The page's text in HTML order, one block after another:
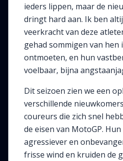
ieders lippen, maar de
dringt hard aan. Ik ben
veerkracht van deze
gehad sommigen van hen
ontmoeten, en hun
voelbaar, bijna
Dit seizoen zien we een
verschillende
coureurs die zich snel
de eisen van MotoGP.
agressiever en
frisse wind en kruiden de